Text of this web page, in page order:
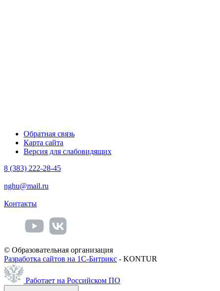
Обратная связь
Карта сайта
Версия для слабовидящих
8 (383) 222-28-45
nghu@mail.ru
Контакты
© Образовательная организация
Разработка сайтов на 1С-Битрикс - KONTUR
Работает на Российском ПО